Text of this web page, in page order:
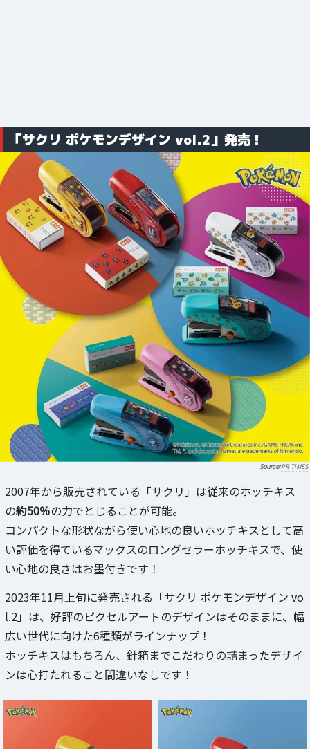
「サクリ ポケモンデザイン vol.2」発売！
PR TIMES
2007年から販売されている「サクリ」は従来のホッチキス
の約50％の力でとじることが可能。
コンパクトな形状ながら使い心地の良いホッチキスとして高
い評価を得ているマックスのロングセラーホッチキスで、使
い心地の良さはお墨付きです！
2023年11月上旬に発売される「サクリ ポケモンデザイン vo
l.2」は、好評のピクセルアートのデザインはそのままに、幅
広い世代に向けた6種類がラインナップ！
ホッチキスはもちろん、針箱までこだわりの詰まったデザイ
ンは心打たれること間違いなしです！